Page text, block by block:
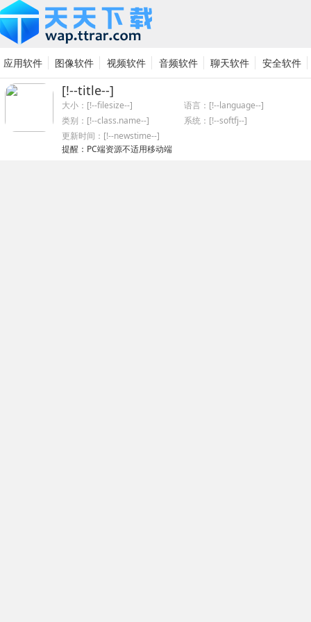
应用软件 图像软件 视频软件 音频软件 聊天软件 安全软件
系统软件 网络软件 硬件驱动
[!--title--]
大小：[!--filesize--]
语言：[!--language--]
类别： [!--class.name--]
系统：[!--softfj--]
更新时间：[!--newstime--]
提醒：PC端资源不适用移动端